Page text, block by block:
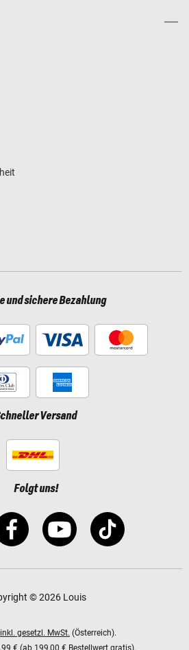
und sichere Bezahlung
Versand
Folgt uns!
© 2026 Louis
inkl. gesetzl. MwSt. (Österreich).
€ (ab 199,00 € Bestellwert gratis).